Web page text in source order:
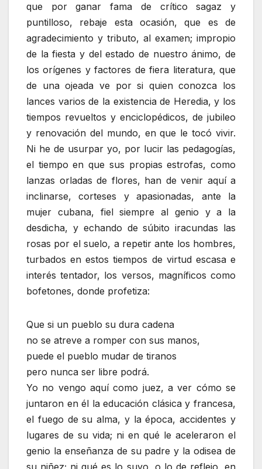
que por ganar fama de crítico sagaz y
puntilloso, rebaje esta ocasión, que es de
agradecimiento y tributo, al examen; impropio
de la fiesta y del estado de nuestro ánimo, de
los orígenes y factores de fiera literatura, que
de una ojeada ve por si quien conozca los
lances varios de la existencia de Heredia, y los
tiempos revueltos y enciclopédicos, de jubileo
y renovación del mundo, en que le tocó vivir.
Ni he de usurpar yo, por lucir las pedagogías,
el tiempo en que sus propias estrofas, como
lanzas orladas de flores, han de venir aquí a
inclinarse, corteses y apasionadas, ante la
mujer cubana, fiel siempre al genio y a la
desdicha, y echando de súbito iracundas las
rosas por el suelo, a repetir ante los hombres,
turbados en estos tiempos de virtud escasa e
interés tentador, los versos, magníficos como
bofetones, donde profetiza:
Que si un pueblo su dura cadena
no se atreve a romper con sus manos,
puede el pueblo mudar de tiranos
pero nunca ser libre podrá.
Yo no vengo aquí como juez, a ver cómo se
juntaron en él la educación clásica y francesa,
el fuego de su alma, y la época, accidentes y
lugares de su vida; ni en qué le aceleraron el
genio la enseñanza de su padre y la odisea de